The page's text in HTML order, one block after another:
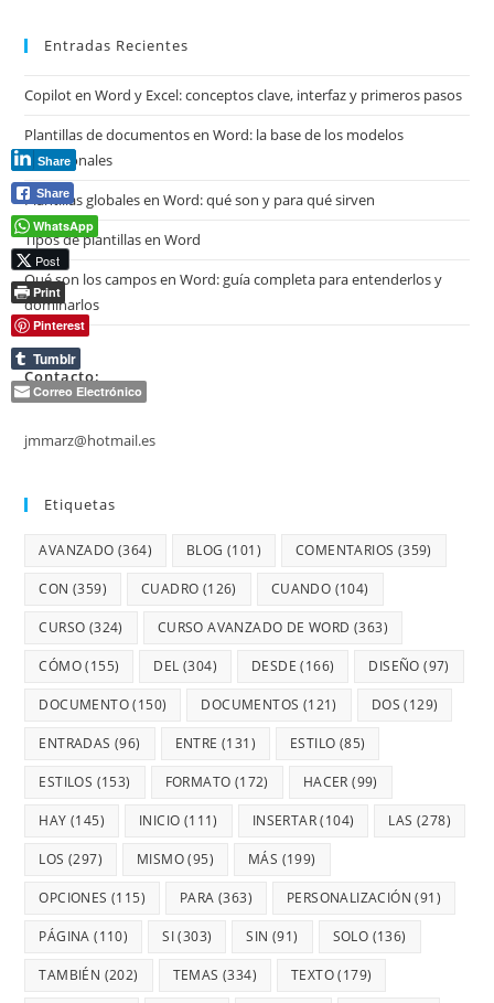
Entradas Recientes
Copilot en Word y Excel: conceptos clave, interfaz y primeros pasos
Plantillas de documentos en Word: la base de los modelos
profesionales
Plantillas globales en Word: qué son y para qué sirven
Tipos de plantillas en Word
Qué son los campos en Word: guía completa para entenderlos y
dominarlos
Contacto:
jmmarz@hotmail.es
Etiquetas
AVANZADO (364) BLOG (101) COMENTARIOS (359)
CON (359) CUADRO (126) CUANDO (104)
CURSO (324) CURSO AVANZADO DE WORD (363)
CÓMO(155) DEL (304) DESDE (166) DISEÑO (97)
DOCUMENTO(150) DOCUMENTOS (121) DOS (129)
ENTRADAS (96) ENTRE (131) ESTILO (85)
ESTILOS (153) FORMATO (172) HACER (99)
HAY (145) INICIO (111) INSERTAR(104) LAS (278)
LOS (297) MISMO(95) MÁS (199)
OPCIONES (115) PARA (363) PERSONALIZACIÓN (91)
PÁGINA (110) SI(303) SIN (91) SOLO (136)
TAMBIÉN (202) TEMAS (334) TEXTO(179)
Share
Share
WhatsApp
Post
Print
Pinterest
Tumblr
Correo Electrónico